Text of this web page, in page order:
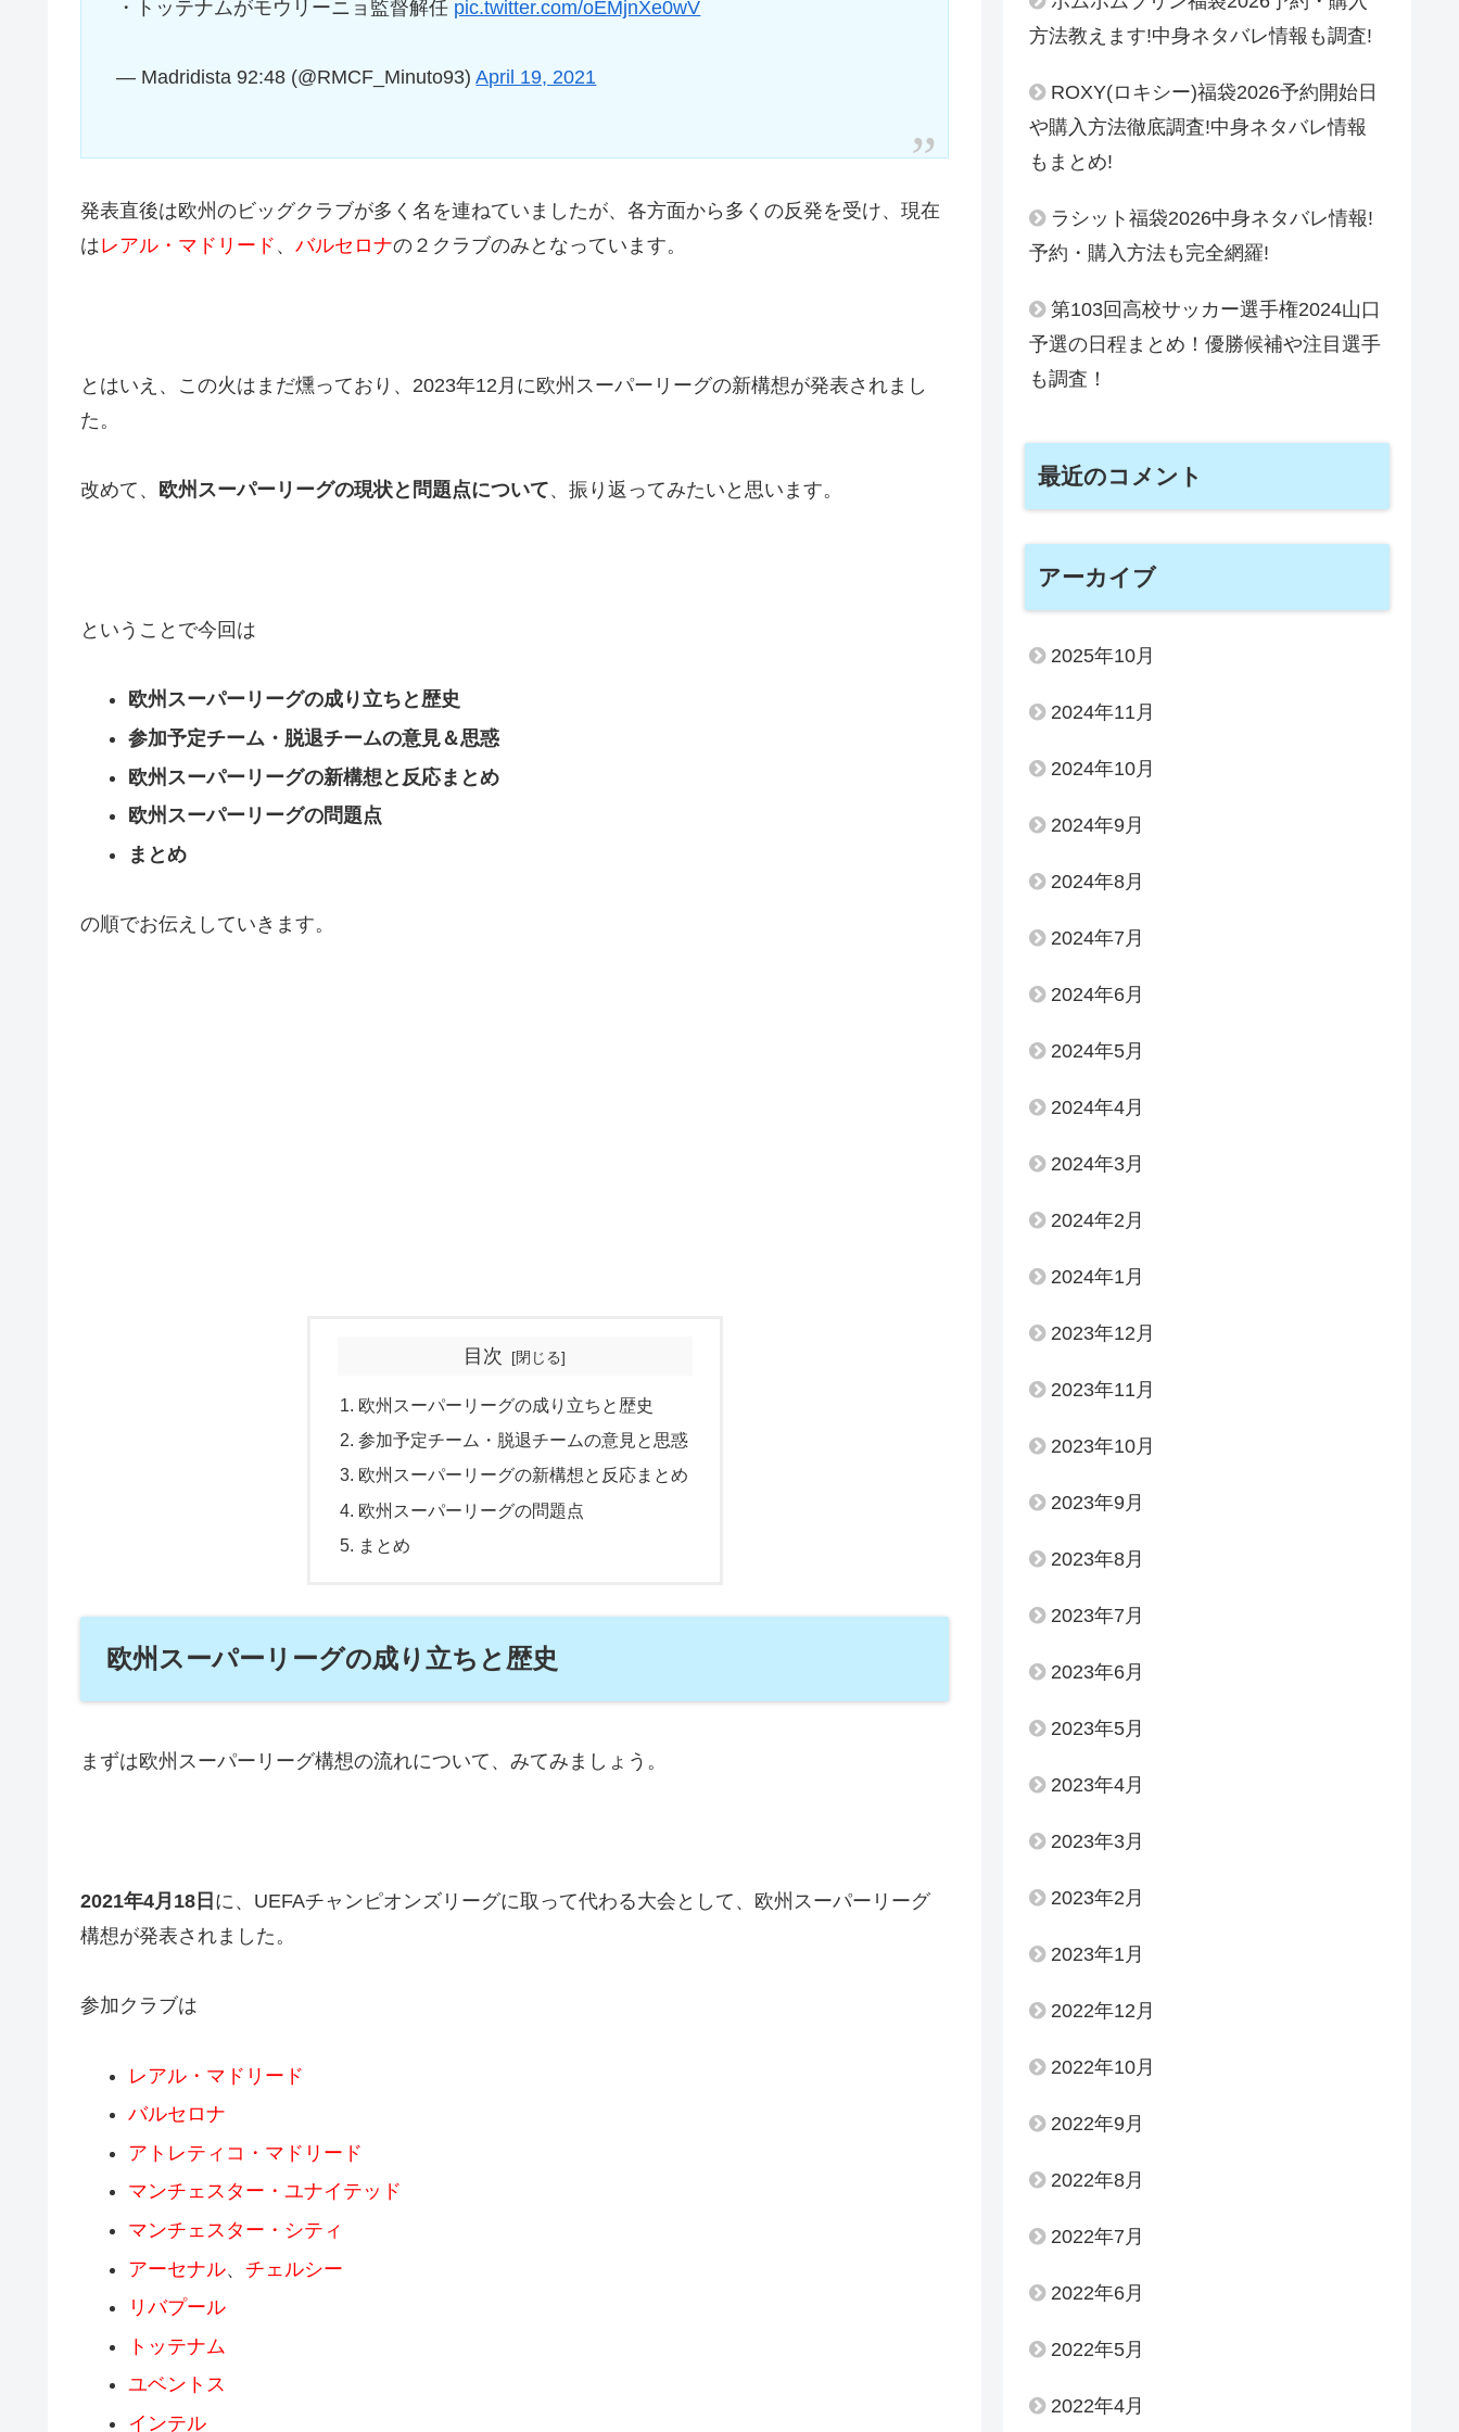
・トッテナムがモウリーニョ監督解任 pic.twitter.com/oEMjnXe0wV
— Madridista 92:48 (@RMCF_Minuto93)April 19, 2021
発表直後は欧州のビッグクラブが多く名を連ねていましたが、各方面から多くの反発を受け、現在
はレアル・マドリード 、 バルセロナの２クラブのみとなっています。
とはいえ、この火はまだ燻っており、2023年12月に欧州スーパーリーグの新構想が発表されまし
た。
改めて、 欧州スーパーリーグの現状と問題点について、振り返ってみたいと思います。
ということで今回は
欧州スーパーリーグの成り立ちと歴史
参加予定チーム・脱退チームの意見＆思惑
欧州スーパーリーグの新構想と反応まとめ
欧州スーパーリーグの問題点
まとめ
の順でお伝えしていきます。
目次
欧州スーパーリーグの成り立ちと歴史
参加予定チーム・脱退チームの意見と思惑
欧州スーパーリーグの新構想と反応まとめ
欧州スーパーリーグの問題点
まとめ
欧州スーパーリーグの成り立ちと歴史
まずは欧州スーパーリーグ構想の流れについて、みてみましょう。
2021年4月18日 に、UEFAチャンピオンズリーグに取って代わる大会として、欧州スーパーリーグ
構想が発表されました。
参加クラブは
レアル・マドリード
バルセロナ
アトレティコ・マドリード
マンチェスター・ユナイテッド
マンチェスター・シティ
アーセナル、 チェルシー
リバプール
トッテナム
ユベントス
インテル
方法教えます!中身ネタバレ情報も調査!
ROXY(ロキシー)福袋2026予約開始日
や購入方法徹底調査!中身ネタバレ情報
もまとめ!
ラシット福袋2026中身ネタバレ情報!
予約・購入方法も完全網羅!
第103回高校サッカー選手権2024山口
予選の日程まとめ！優勝候補や注目選手
も調査！
最近のコメント
アーカイブ
2025年10月
2024年11月
2024年10月
2024年9月
2024年8月
2024年7月
2024年6月
2024年5月
2024年4月
2024年3月
2024年2月
2024年1月
2023年12月
2023年11月
2023年10月
2023年9月
2023年8月
2023年7月
2023年6月
2023年5月
2023年4月
2023年3月
2023年2月
2023年1月
2022年12月
2022年10月
2022年9月
2022年8月
2022年7月
2022年6月
2022年5月
2022年4月